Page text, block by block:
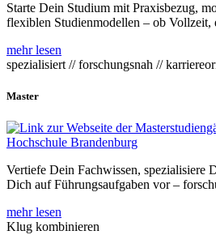
Starte Dein Studium mit Praxisbezug,
flexiblen Studienmodellen – ob
mehr lesen
spezialisiert // forschungsnah //
Master
Vertiefe Dein Fachwissen, spezialisiere
Dich auf Führungsaufgaben vor –
mehr lesen
Klug kombinieren